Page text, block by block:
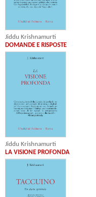
Jiddu Krishnamurti
DOMANDE E RISPOSTE
Jiddu Krishnamurti
LA VISIONE PROFONDA